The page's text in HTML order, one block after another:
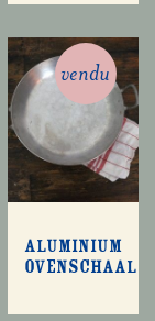
Aluminium
ovenschaal
vendu